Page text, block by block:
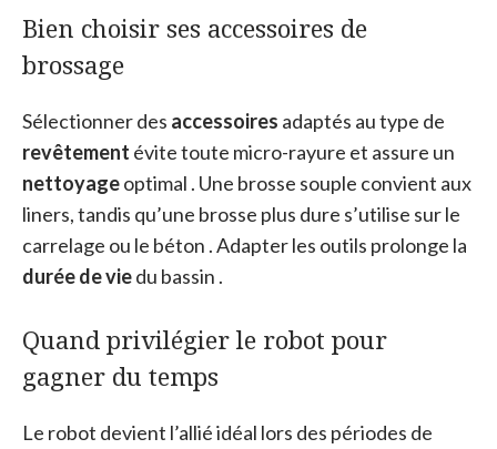
Bien choisir ses accessoires de
brossage
Sélectionner des accessoires adaptés au type de
revêtement évite toute micro-rayure et assure un
nettoyageoptimal . Une brosse souple convient aux
liners, tandis qu’une brosse plus dure s’utilise sur le
carrelage ou le béton . Adapter les outils prolonge la
durée de viedu bassin .
Quand privilégier le robot pour
gagner du temps
Le robot devient l’allié idéal lors des périodes de